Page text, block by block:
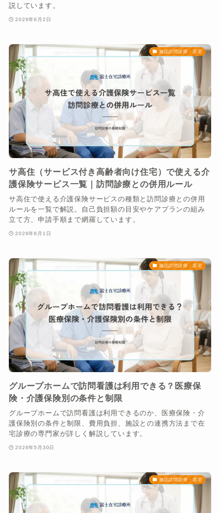
説しています。
2026年6月2日
施設訪問診療・居宅
サ高住（サービス付き高齢者向け住宅）で使える介
護保険サービス一覧｜訪問診療との併用ルール
サ高住で使える介護保険サービスの種類と訪問診療との併用
ルールを一覧で解説。自己負担額の目安やケアプランの組み
立て方、申請手順まで網羅しています。
2026年6月1日
施設訪問診療・居宅
グループホームで訪問看護は利用できる？医療保
険・介護保険別の条件と制限
グループホームで訪問看護は利用できるのか、医療保険・介
護保険別の条件と制限、費用負担、施設との連携方法まで在
宅診療の専門家が詳しく解説しています。
2026年5月30日
施設訪問診療・居宅